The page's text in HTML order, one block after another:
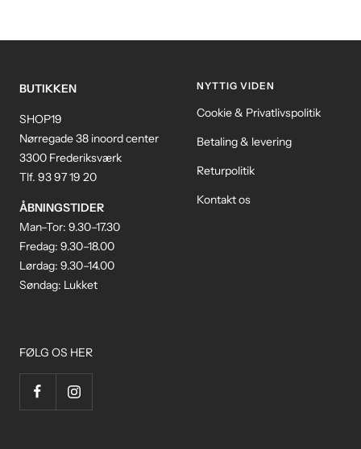
BUTIKKEN
SHOP19
Nørregade 38 inoord center
3300 Frederiksværk
Tlf. 93 97 19 20
ÅBNINGSTIDER
Man–Tor: 9.30–17.30
Fredag: 9.30–18.00
Lørdag: 9.30–14.00
Søndag: Lukket
NYTTIG VIDEN
Cookie & Privatlivspolitik
Betaling & levering
Returpolitik
Kontakt os
FØLG OS HER